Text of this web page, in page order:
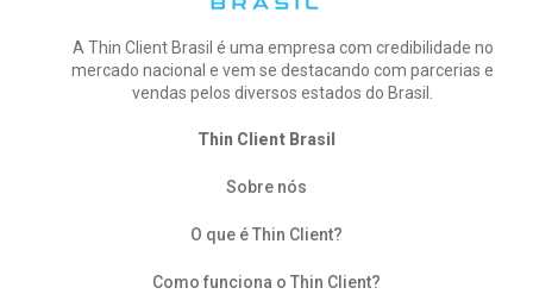
A Thin Client Brasil é uma empresa com credibilidade no
mercado nacional e vem se destacando com parcerias e
vendas pelos diversos estados do Brasil.
Thin Client Brasil
Sobre nós
O que é Thin Client?
Como funciona o Thin Client?